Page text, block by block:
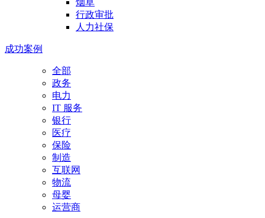
烟草
行政审批
人力社保
成功案例
全部
政务
电力
IT 服务
银行
医疗
保险
制造
互联网
物流
母婴
运营商